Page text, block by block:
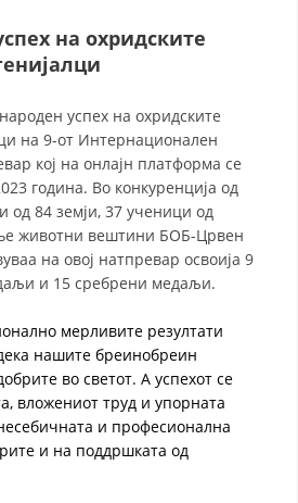
ИНФОРМАЦИИ
ВО ПРОФЕСИОНАЛНИ ТЕЛА
ЗАКОН ЗА ЦКРМ
СТАТУТ НА ЦКРМ
И РАЗВОЈ
РАКОВОДЕН ОДБОР
СОБРАНИЕ
ОРГАНИЗАЦИОНА ПОСТАВЕНОСТ
на охридските
успех на охридските
на 9-от Интернационален
кој на онлајн платформа се
година. Во конкуренција од
од 84 земји, 37 ученици од
животни вештини БОБ-Црвен
на овој натпревар освоија 9
и 15 сребрени медаљи.
мерливите резултати
нашите бреинобреин
во светот. А успехот се
вложениот труд и упорната
и професионална
и на поддршката од